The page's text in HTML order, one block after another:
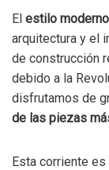
El estilo moderno
arquitectura y el
de construcción
debido a la
disfrutamos de
de las piezas
Esta corriente